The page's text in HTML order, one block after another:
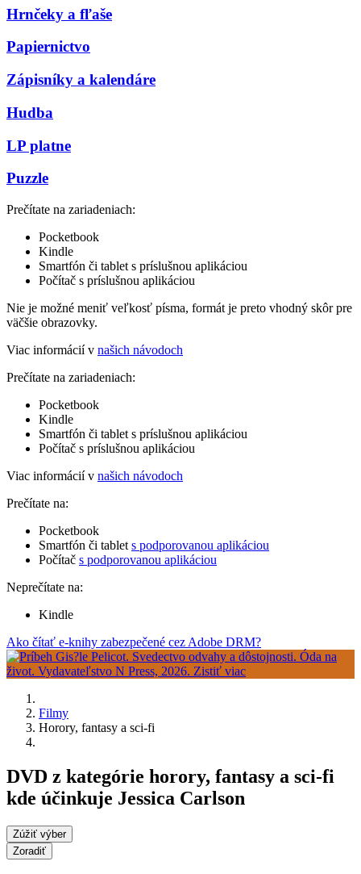
Hrnčeky a fľaše
Papiernictvo
Zápisníky a kalendáre
Hudba
LP platne
Puzzle
Prečítate na zariadeniach:
Pocketbook
Kindle
Smartfón či tablet s príslušnou aplikáciou
Počítač s príslušnou aplikáciou
Nie je možné meniť veľkosť písma, formát je preto vhodný skôr pre
väčšie obrazovky.
Viac informácií v našich návodoch
Prečítate na zariadeniach:
Pocketbook
Kindle
Smartfón či tablet s príslušnou aplikáciou
Počítač s príslušnou aplikáciou
Viac informácií v našich návodoch
Prečítate na:
Pocketbook
Smartfón či tablet s podporovanou aplikáciou
Počítač s podporovanou aplikáciou
Neprečítate na:
Kindle
Ako čítať e-knihy zabezpečené cez Adobe DRM?
Filmy
Horory, fantasy a sci-fi
DVD z kategórie horory, fantasy a sci-fi
kde účinkuje Jessica Carlson
Zúžiť výber
Zoradiť